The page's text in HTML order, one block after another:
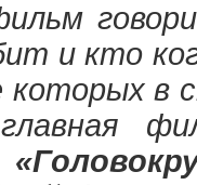
и кто
в